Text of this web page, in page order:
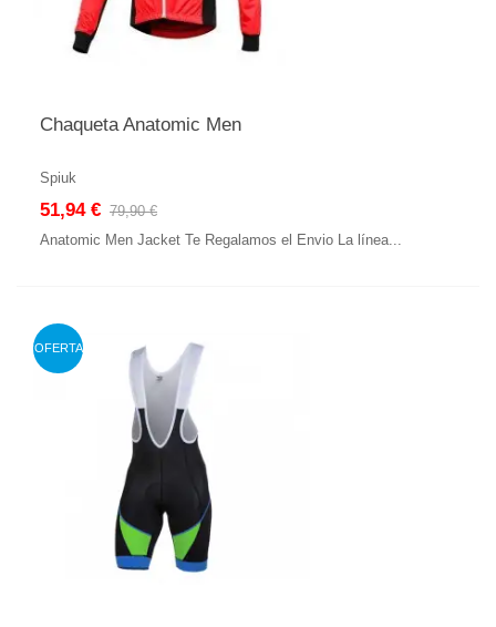
Chaqueta Anatomic Men
Spiuk
51,94 € 79,90 €
Anatomic Men Jacket Te Regalamos el Envio La línea...
OFERTA